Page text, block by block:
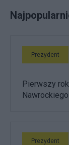
Prezydent
Pierwszy
Nawrockiego
Prezydent